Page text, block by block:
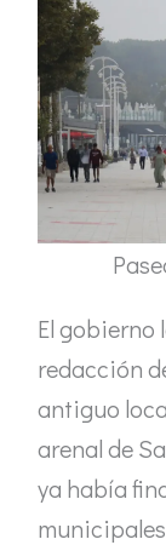
El gobierno
redacción
antiguo
arenal de
ya había